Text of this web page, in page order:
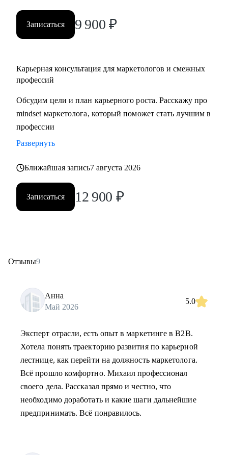
Записаться 9 900 ₽
Карьерная консультация для маркетологов и смежных
профессий
Обсудим цели и план карьерного роста. Расскажу про
mindset маркетолога, который поможет стать лучшим в
профессии
Развернуть
Ближайшая запись7 августа 2026
Записаться 12 900 ₽
Отзывы9
Анна
Май 2026
5.0
Эксперт отрасли, есть опыт в маркетинге в B2B.
Хотела понять траекторию развития по карьерной
лестнице, как перейти на должность маркетолога.
Всё прошло комфортно. Михаил профессионал
своего дела. Рассказал прямо и честно, что
необходимо доработать и какие шаги дальнейшие
предпринимать. Всё понравилось.